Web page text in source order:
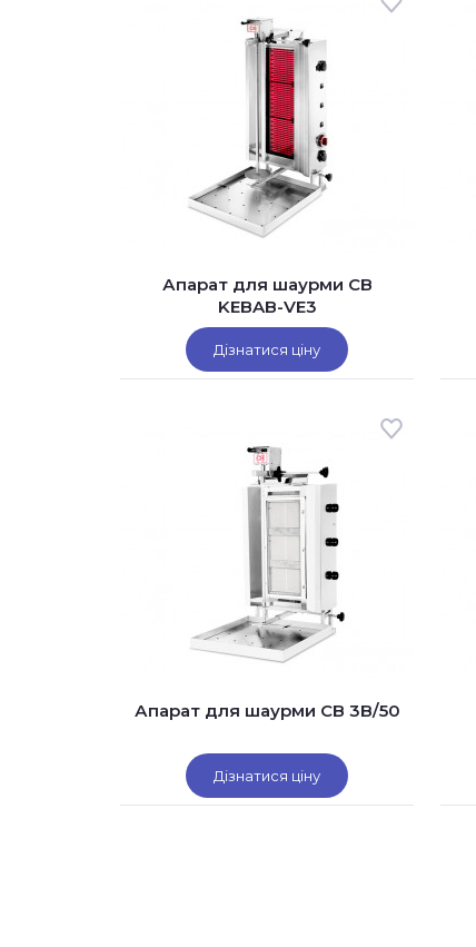
Апарат для шаурми CB
KEBAB-VE3
Дізнатися ціну
Апарат для шаурми CB 3B/50
Дізнатися ціну